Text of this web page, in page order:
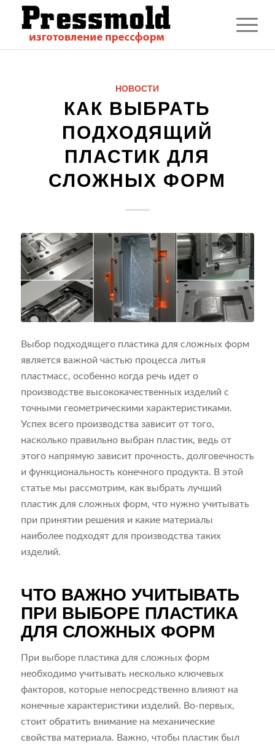
НОВОСТИ
КАК ВЫБРАТЬ
ПОДХОДЯЩИЙ
ПЛАСТИК ДЛЯ
СЛОЖНЫХ ФОРМ
Выбор подходящего пластика для сложных форм
является важной частью процесса литья
пластмасс, особенно когда речь идет о
производстве высококачественных изделий с
точными геометрическими характеристиками.
Успех всего производства зависит от того,
насколько правильно выбран пластик, ведь от
этого напрямую зависит прочность, долговечность
и функциональность конечного продукта. В этой
статье мы рассмотрим, как выбрать лучший
пластик для сложных форм, что нужно учитывать
при принятии решения и какие материалы
наиболее подходят для производства таких
изделий.
ЧТО ВАЖНО УЧИТЫВАТЬ
ПРИ ВЫБОРЕ ПЛАСТИКА
ДЛЯ СЛОЖНЫХ ФОРМ
При выборе пластика для сложных форм
необходимо учитывать несколько ключевых
факторов, которые непосредственно влияют на
конечные характеристики изделий. Во-первых,
стоит обратить внимание на механические
свойства материала. Важно, чтобы пластик был